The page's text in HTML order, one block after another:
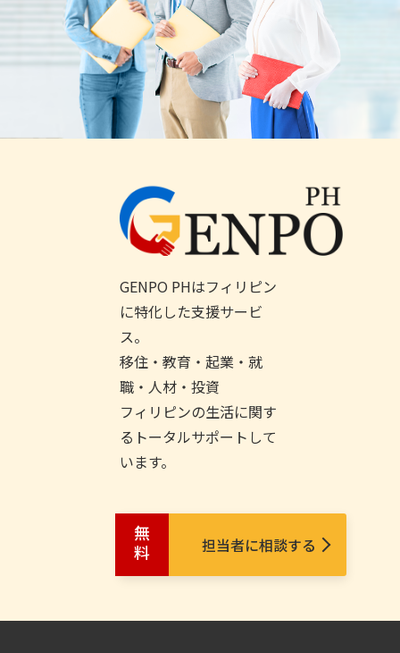
GENPO PHはフィリピン
に特化した支援サービ
ス。
移住・教育・起業・就
職・人材・投資
フィリピンの生活に関す
るトータルサポートして
います。
無料 担当者に相談する